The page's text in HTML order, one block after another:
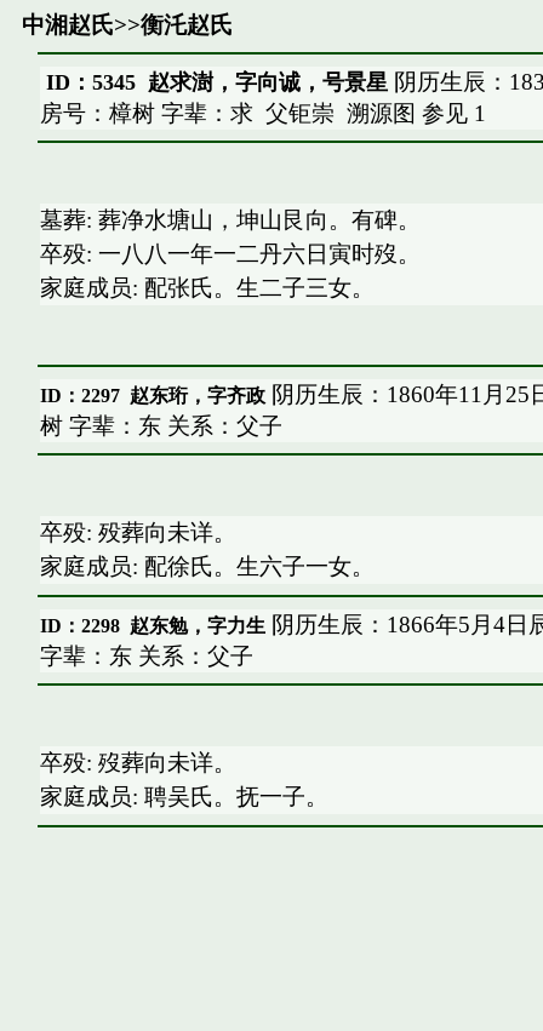
中湘赵氏>>衡汑赵氏
ID：5345 赵求澍，字向诚，号景星 阴历生辰：
房号：樟树 字辈：求 父钜崇 溯源图 参见 1
墓葬: 葬净水塘山，坤山艮向。有碑。
卒殁: 一八八一年一二丹六日寅时歿。
家庭成员: 配张氏。生二子三女。
ID：2297 赵东珩，字齐政阴历生辰：1860年11月25
树 字辈：东 关系：父子
卒殁: 殁葬向未详。
家庭成员: 配徐氏。生六子一女。
ID：2298 赵东勉，字力生 阴历生辰：1866年5月4日
字辈：东 关系：父子
卒殁: 歿葬向未详。
家庭成员: 聘吴氏。抚一子。